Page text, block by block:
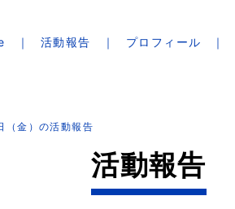
活動報告 プロフィール
（金）の活動報告
活動報告